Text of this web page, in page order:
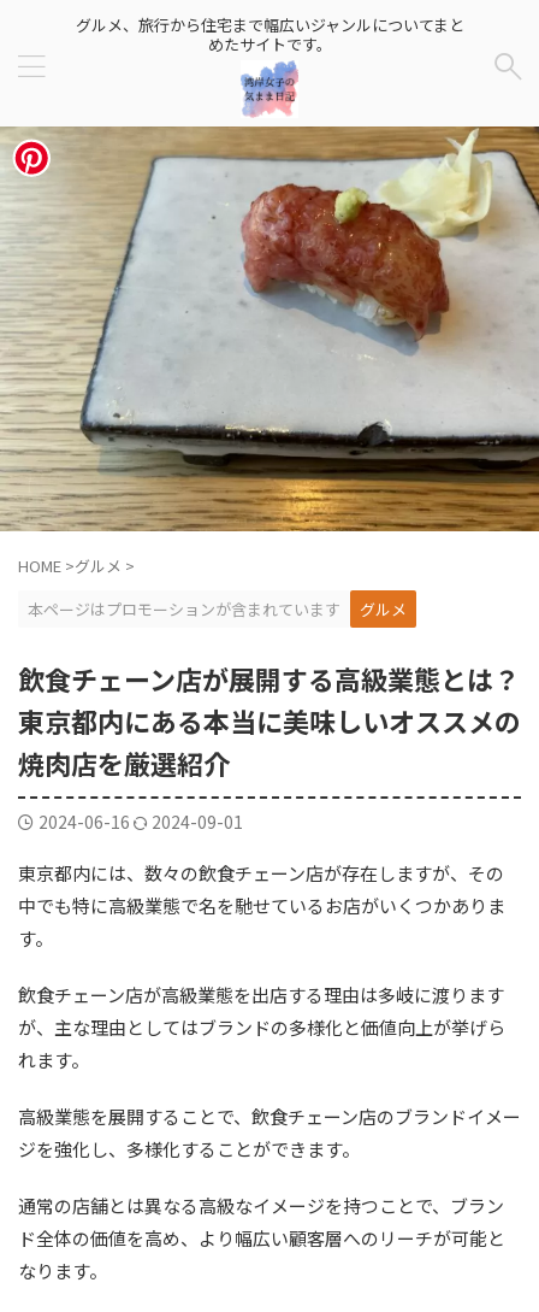
グルメ、旅行から住宅まで幅広いジャンルについてまと
めたサイトです。
HOME >グルメ >
本ページはプロモーションが含まれています
グルメ
飲食チェーン店が展開する高級業態とは？
東京都内にある本当に美味しいオススメの
焼肉店を厳選紹介
2024-06-16 2024-09-01
東京都内には、数々の飲食チェーン店が存在しますが、その
中でも特に高級業態で名を馳せているお店がいくつかありま
す。
飲食チェーン店が高級業態を出店する理由は多岐に渡ります
が、主な理由としてはブランドの多様化と価値向上が挙げら
れます。
高級業態を展開することで、飲食チェーン店のブランドイメー
ジを強化し、多様化することができます。
通常の店舗とは異なる高級なイメージを持つことで、ブラン
ド全体の価値を高め、より幅広い顧客層へのリーチが可能と
なります。